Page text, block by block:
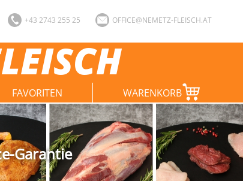
+43 2743 255 25 OFFICE@NEMETZ-FLEISCH.AT
FAVORITEN WARENKORB
Garantie